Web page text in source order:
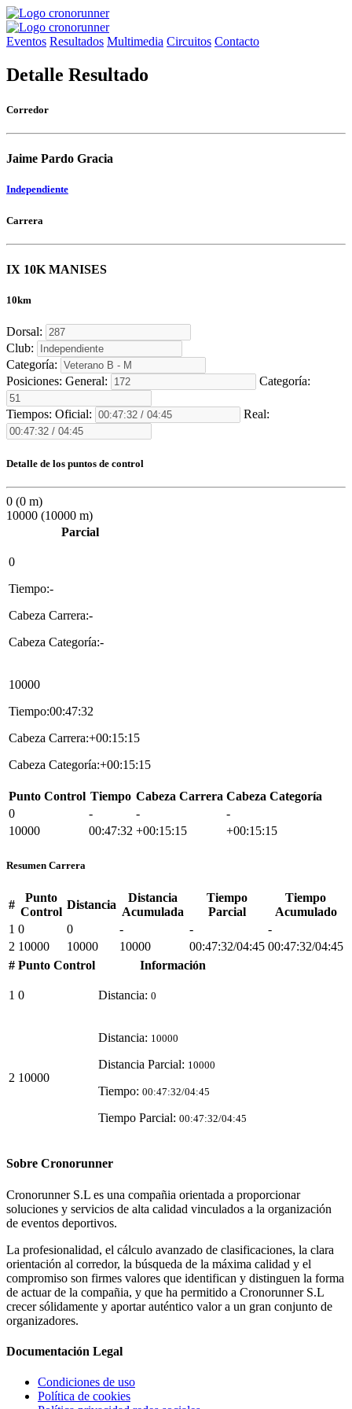
Eventos Resultados Multimedia Circuitos Contacto
Detalle Resultado
Corredor
Jaime Pardo Gracia
Independiente
Carrera
IX 10K MANISES
10km
Dorsal:
Club:
Categoría:
Posiciones: General: Categoría:
Tiempos: Oficial: Real:
Detalle de los puntos de control
0 (0 m)
10000 (10000 m)
Parcial
0
Tiempo:-
Cabeza Carrera:-
Cabeza Categoría:-
10000
Tiempo:00:47:32
Cabeza Carrera:+00:15:15
Cabeza Categoría:+00:15:15
Punto Control Tiempo Cabeza Carrera Cabeza Categoría
0
- -
-
10000
00:47:32 +00:15:15 +00:15:15
Resumen Carrera
#
Punto
Control
Distancia
Distancia
Acumulada
Tiempo
Parcial
Tiempo
Acumulado
1 0 0 - -
-
2 10000 10000 10000 00:47:32/04:45 00:47:32/04:45
# Punto Control Información
1 0 Distancia: 0
2 10000
Distancia: 10000
Distancia Parcial: 10000
Tiempo: 00:47:32/04:45
Tiempo Parcial: 00:47:32/04:45
Sobre Cronorunner
Cronorunner S.L es una compañia orientada a proporcionar
soluciones y servicios de alta calidad vinculados a la organización
de eventos deportivos.
La profesionalidad, el cálculo avanzado de clasificaciones, la clara
orientación al corredor, la búsqueda de la máxima calidad y el
compromiso son firmes valores que identifican y distinguen la forma
de actuar de la compañia, y que ha permitido a Cronorunner S.L
crecer sólidamente y aportar auténtico valor a un gran conjunto de
organizadores.
Documentación Legal
Condiciones de uso
Política de cookies